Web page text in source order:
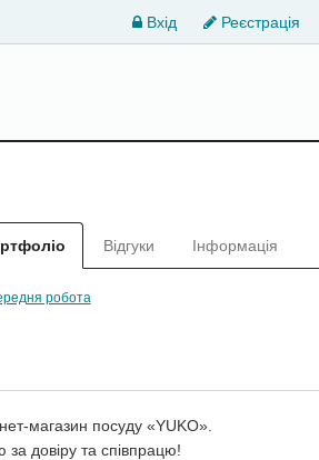
Вхід Реєстрація
Відгуки Інформація
робота
магазин посуду «YUKO».
за довіру та співпрацю!